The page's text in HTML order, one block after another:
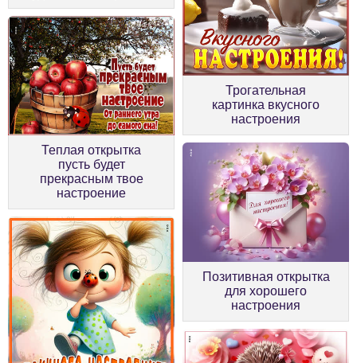
Трогательная
картинка вкусного
настроения
Теплая открытка
пусть будет
прекрасным твое
настроение
Позитивная открытка
для хорошего
настроения